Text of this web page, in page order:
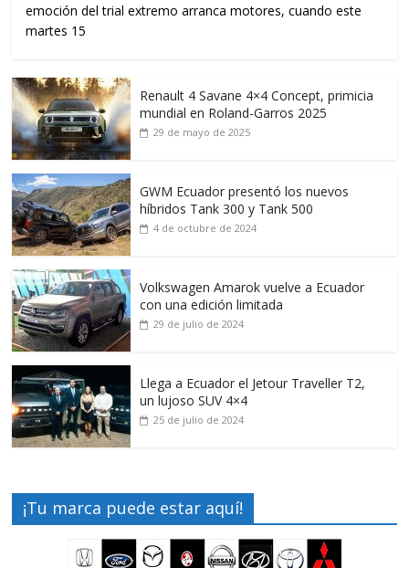
emoción del trial extremo arranca motores, cuando este
martes 15
Renault 4 Savane 4×4 Concept, primicia
mundial en Roland-Garros 2025
29 de mayo de 2025
GWM Ecuador presentó los nuevos
híbridos Tank 300 y Tank 500
4 de octubre de 2024
Volkswagen Amarok vuelve a Ecuador
con una edición limitada
29 de julio de 2024
Llega a Ecuador el Jetour Traveller T2,
un lujoso SUV 4×4
25 de julio de 2024
¡Tu marca puede estar aquí!